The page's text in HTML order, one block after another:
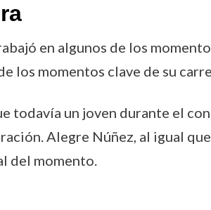
en algunos de los
los momentos clave de su
todavía un joven durante el
Alegre Núñez, al igual
del momento.